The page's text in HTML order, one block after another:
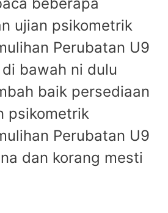
ujian psikometrik
Perubatan U9
bawah ni dulu
baik persediaan
psikometrik
Perubatan U9
dan korang mesti